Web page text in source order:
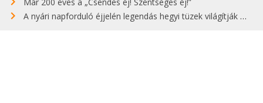
A nyári napforduló éjjelén legendás hegyi tüzek világítják meg Zugspitzét